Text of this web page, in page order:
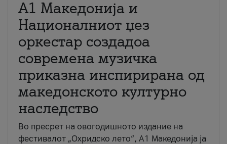
А1 Македонија и
Националниот џез
оркестар создадоа
современа музичка
приказна инспирирана од
македонското културно
наследство
Во пресрет на овогодишното издание на
фестивалот „Охридско лето“, А1 Македонија ја